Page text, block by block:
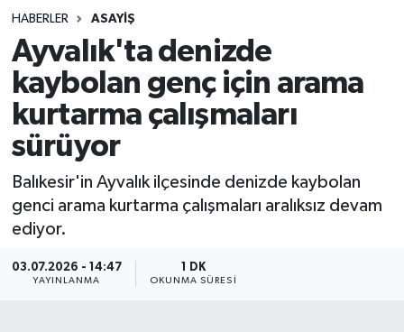
HABERLER ASAYIŞ
Ayvalık'ta denizde
kaybolan genç için arama
kurtarma çalışmaları
sürüyor
Balıkesir'in Ayvalık ilçesinde denizde kaybolan
genci arama kurtarma çalışmaları aralıksız devam
ediyor.
03.07.2026 - 14:47
YAYINLANMA
1 DK
OKUNMA SÜRESI
Spor
Teknoloji